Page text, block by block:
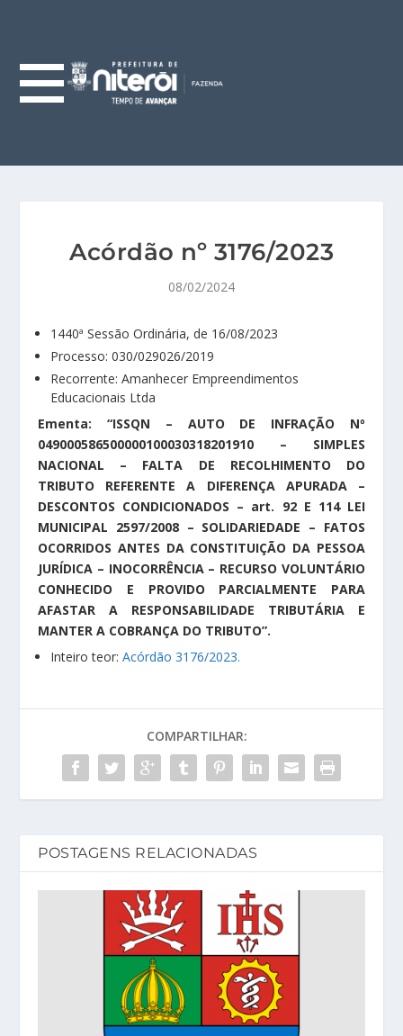
Acórdão nº 3176/2023
08/02/2024
1440ª Sessão Ordinária, de 16/08/2023
Processo: 030/029026/2019
Recorrente: Amanhecer Empreendimentos
Educacionais Ltda
Ementa: “ISSQN – AUTO DE INFRAÇÃO Nº
049000586500000100030318201910 – SIMPLES
NACIONAL – FALTA DE RECOLHIMENTO DO
TRIBUTO REFERENTE A DIFERENÇA APURADA –
DESCONTOS CONDICIONADOS – art. 92 E 114 LEI
MUNICIPAL 2597/2008 – SOLIDARIEDADE – FATOS
OCORRIDOS ANTES DA CONSTITUIÇÃO DA PESSOA
JURÍDICA – INOCORRÊNCIA – RECURSO VOLUNTÁRIO
CONHECIDO E PROVIDO PARCIALMENTE PARA
AFASTAR A RESPONSABILIDADE TRIBUTÁRIA E
MANTER A COBRANÇA DO TRIBUTO”.
Inteiro teor: Acórdão 3176/2023.
COMPARTILHAR:
POSTAGENS RELACIONADAS